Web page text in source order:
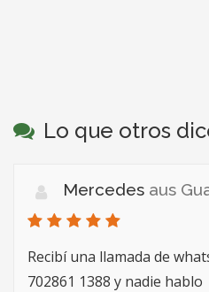
Lo que otros
Mercedes aus
Recibí una llamada de
702861 1388 y nadie hablo